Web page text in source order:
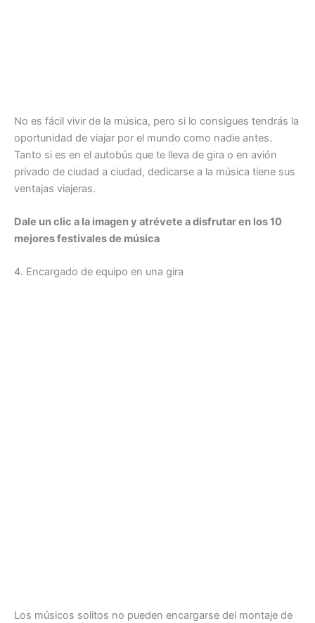
No es fácil vivir de la música, pero si lo consigues tendrás la
oportunidad de viajar por el mundo como nadie antes.
Tanto si es en el autobús que te lleva de gira o en avión
privado de ciudad a ciudad, dedicarse a la música tiene sus
ventajas viajeras.
Dale un clic a la imagen y atrévete a disfrutar en los 10
mejores festivales de música
4. Encargado de equipo en una gira
Los músicos solitos no pueden encargarse del montaje de